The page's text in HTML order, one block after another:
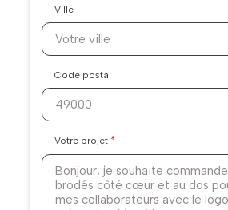
Ville
Code postal
Votre projet *